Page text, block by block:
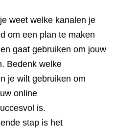
weet welke kanalen je
om een plan te maken
gaat gebruiken om jouw
Bedenk welke
je wilt gebruiken om
online
is.
stap is het